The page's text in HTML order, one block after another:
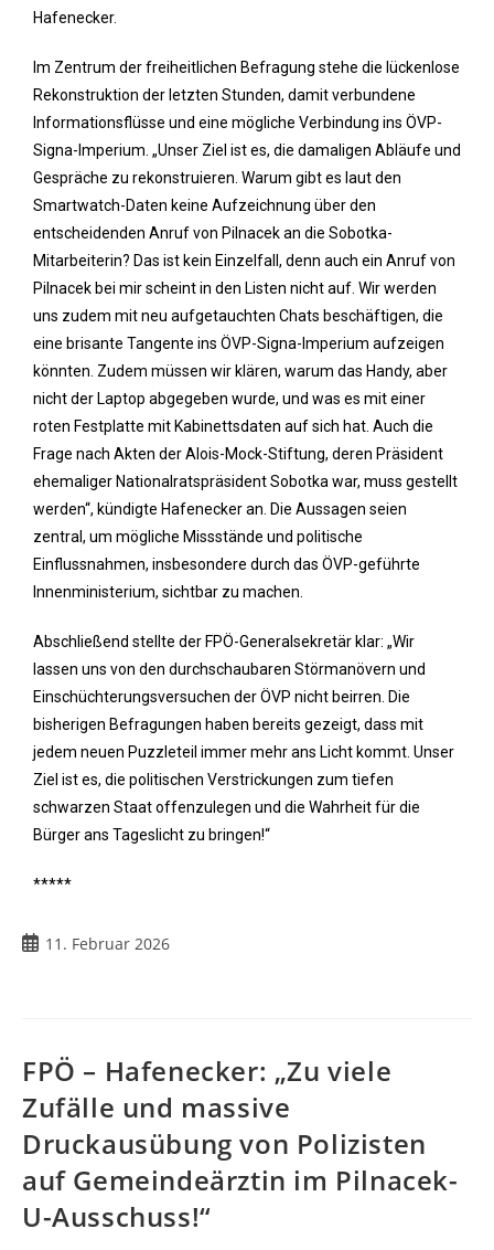
Hafenecker.
Im Zentrum der freiheitlichen Befragung stehe die lückenlose
Rekonstruktion der letzten Stunden, damit verbundene
Informationsflüsse und eine mögliche Verbindung ins ÖVP-
Signa-Imperium. „Unser Ziel ist es, die damaligen Abläufe und
Gespräche zu rekonstruieren. Warum gibt es laut den
Smartwatch-Daten keine Aufzeichnung über den
entscheidenden Anruf von Pilnacek an die Sobotka-
Mitarbeiterin? Das ist kein Einzelfall, denn auch ein Anruf von
Pilnacek bei mir scheint in den Listen nicht auf. Wir werden
uns zudem mit neu aufgetauchten Chats beschäftigen, die
eine brisante Tangente ins ÖVP-Signa-Imperium aufzeigen
könnten. Zudem müssen wir klären, warum das Handy, aber
nicht der Laptop abgegeben wurde, und was es mit einer
roten Festplatte mit Kabinettsdaten auf sich hat. Auch die
Frage nach Akten der Alois-Mock-Stiftung, deren Präsident
ehemaliger Nationalratspräsident Sobotka war, muss gestellt
werden“, kündigte Hafenecker an. Die Aussagen seien
zentral, um mögliche Missstände und politische
Einflussnahmen, insbesondere durch das ÖVP-geführte
Innenministerium, sichtbar zu machen.
Abschließend stellte der FPÖ-Generalsekretär klar: „Wir
lassen uns von den durchschaubaren Störmanövern und
Einschüchterungsversuchen der ÖVP nicht beirren. Die
bisherigen Befragungen haben bereits gezeigt, dass mit
jedem neuen Puzzleteil immer mehr ans Licht kommt. Unser
Ziel ist es, die politischen Verstrickungen zum tiefen
schwarzen Staat offenzulegen und die Wahrheit für die
Bürger ans Tageslicht zu bringen!“
*****
11. Februar 2026
FPÖ – Hafenecker: „Zu viele
Zufälle und massive
Druckausübung von Polizisten
auf Gemeindeärztin im Pilnacek-
U-Ausschuss!“